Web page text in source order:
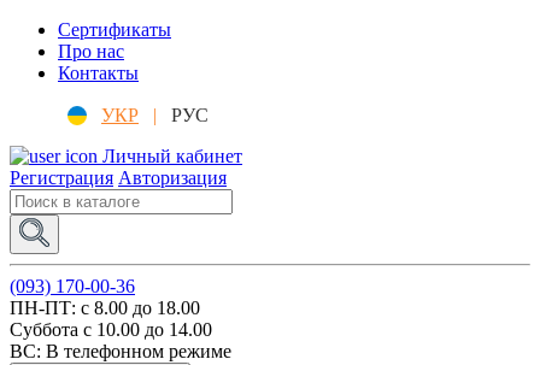
Сертификаты
Про нас
Контакты
УКР |
РУС
Личный кабинет
Регистрация Авторизация
(093) 170-00-36
ПН-ПТ: c 8.00 до 18.00
Суббота с 10.00 до 14.00
ВС: В телефонном режиме